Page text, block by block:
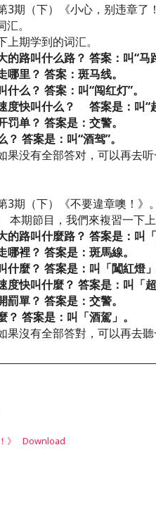
3期（下）《小心，别违章
词汇。
期学到的词汇。
路叫什么路？ 答案：叫“马
里？ 答案：斑马线。
么？ 答案：叫“闯红灯”。
度快叫什么？ 答案是：叫“
单？ 答案是：交警。
？ 答案是：叫“酒驾”。
果没有全部答对，可以再去
3期（下）《不要違章噢！
本期節目，我們來複習一下上
的路叫什麼路？ 答案是：叫「
哪裡？ 答案是：斑馬線。
什麼？ 答案是：叫「闖紅燈」
度快叫什麼？ 答案是：叫「超
罰單？ 答案是：交警。
？ 答案是：叫「酒駕」。
果沒有全部答對，可以再去
》 Download